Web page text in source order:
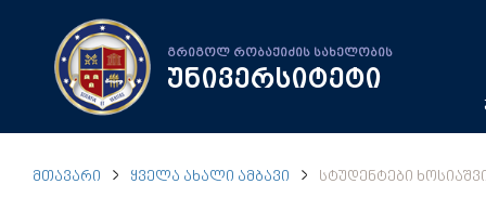
გრიგოლ რობაქიძის სახელობის
უნივერსიტეტი
ᲛᲗᲐᲕᲐᲠᲘ ᲧᲕᲔᲚᲐ ᲐᲮᲐᲚᲘ ᲐᲛᲑᲐᲕᲘ ᲡᲢᲣᲓᲔᲜᲢᲔᲑᲘ